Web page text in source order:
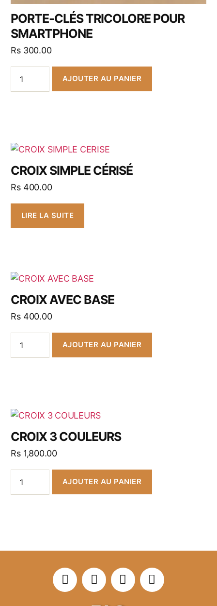
PORTE-CLÉS TRICOLORE POUR
SMARTPHONE
Rs 300.00
AJOUTER AU PANIER
CROIX SIMPLE CÉRISÉ
Rs 400.00
LIRE LA SUITE
CROIX AVEC BASE
Rs 400.00
AJOUTER AU PANIER
CROIX 3 COULEURS
Rs 1,800.00
AJOUTER AU PANIER